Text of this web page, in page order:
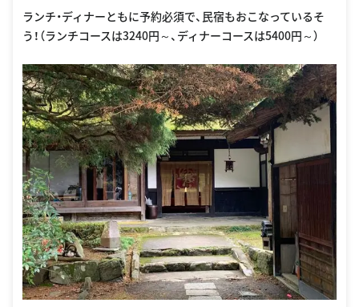
ランチ・ディナーともに予約必須で、民宿もおこなっているそ
う！（ランチコースは3240円～、ディナーコースは5400円～）